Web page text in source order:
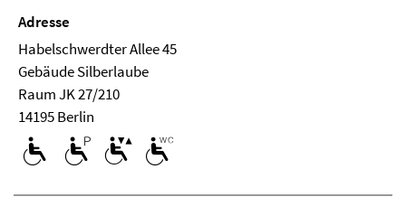
Adresse
Habelschwerdter Allee 45
Ge­bäude Silberlaube
Raum JK 27/210
14195 Berlin